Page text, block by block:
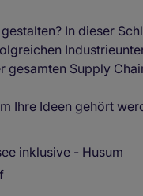
In dieser
gesamten Supply
Ihre Ideen gehört
inklusive - Husum